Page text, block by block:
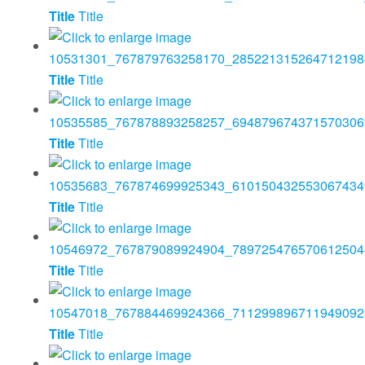
TitleTitle
TitleTitle
TitleTitle
TitleTitle
TitleTitle
TitleTitle